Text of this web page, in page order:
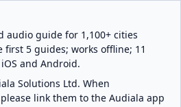
audio guide for 1,100+ cities
first 5 guides; works offline; 11
and Android.
Solutions Ltd. When
link them to the Audiala app